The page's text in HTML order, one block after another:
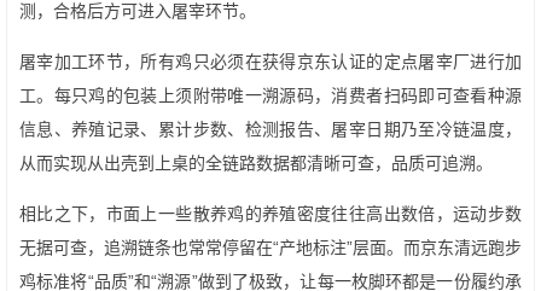
测，合格后方可进入屠宰环节。
屠宰加工环节，所有鸡只必须在获得京东认证的定点屠宰厂进行加
工。每只鸡的包装上须附带唯一溯源码，消费者扫码即可查看种源
信息、养殖记录、累计步数、检测报告、屠宰日期乃至冷链温度，
从而实现从出壳到上桌的全链路数据都清晰可查，品质可追溯。
相比之下，市面上一些散养鸡的养殖密度往往高出数倍，运动步数
无据可查，追溯链条也常常停留在“产地标注”层面。而京东清远跑步
鸡标准将“品质”和“溯源”做到了极致，让每一枚脚环都是一份履约承